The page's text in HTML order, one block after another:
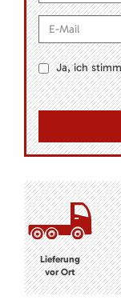
Ja, ich
Lieferung
vor Ort